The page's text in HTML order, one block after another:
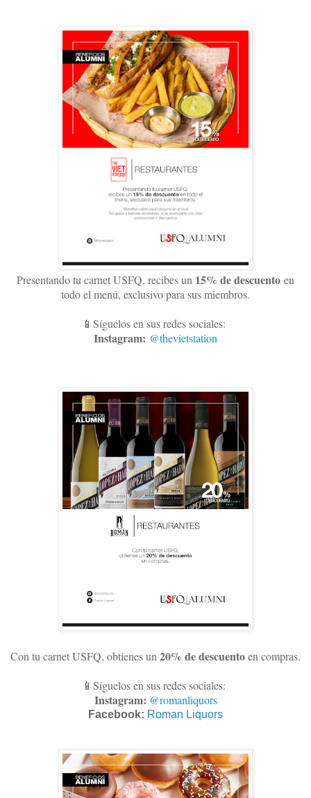
Presentando tu carnet USFQ, recibes un 15% de descuento en
todo el menú, exclusivo para sus miembros.
📱Síguelos en sus redes sociales:
Instagram: @thevietstation
Con tu carnet USFQ, obtienes un20% de descuentoen compras.
📱Síguelos en sus redes sociales:
Instagram: @romanliquors
Facebook: Roman Liquors